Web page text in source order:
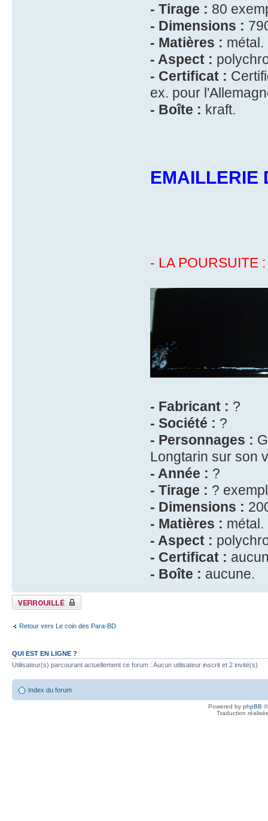
- Tirage : 80
- Dimensions :
- Matières : métal.
- Aspect :
- Certificat :
ex. pour
- Boîte : kraft.
EMAILLERIE
- LA POURSUITE :
- Fabricant : ?
- Société : ?
- Personnages :
Longtarin sur son
- Année : ?
- Tirage : ?
- Dimensions :
- Matières : métal.
- Aspect :
- Certificat :
- Boîte : aucune.
Sujet verrouillé
Retour vers Le coin des Para-BD
QUI EST EN LIGNE ?
Utilisateur(s) parcourant actuellement ce forum : Aucun utilisateur inscrit et 2 invité(s)
Index du forum
Powered by phpBB
Traduction